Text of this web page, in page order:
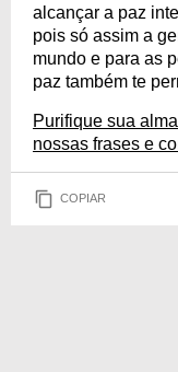
alcançar a paz
pois só assim a
mundo e para as
paz também te
Purifique sua
nossas frases e
COPIAR